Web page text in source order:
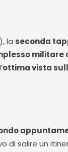
la seconda
militare
ottima vista
di salire un